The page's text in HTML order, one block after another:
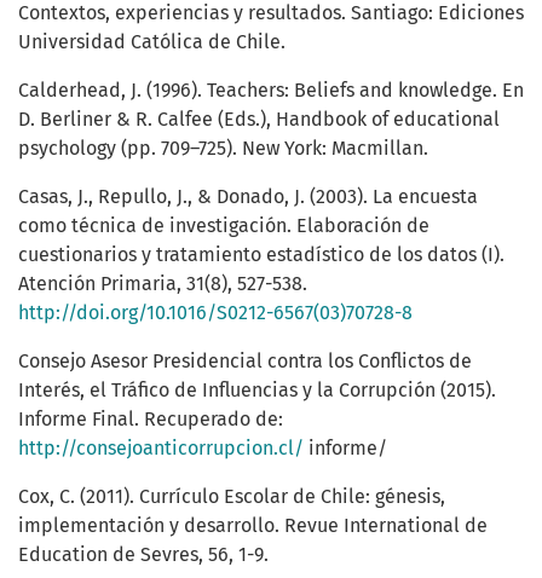
Contextos, experiencias y resultados. Santiago: Ediciones
Universidad Católica de Chile.
Calderhead, J. (1996). Teachers: Beliefs and knowledge. En
D. Berliner & R. Calfee (Eds.), Handbook of educational
psychology (pp. 709–725). New York: Macmillan.
Casas, J., Repullo, J., & Donado, J. (2003). La encuesta
como técnica de investigación. Elaboración de
cuestionarios y tratamiento estadístico de los datos (I).
Atención Primaria, 31(8), 527-538.
http://doi.org/10.1016/S0212-6567(03)70728-8
Consejo Asesor Presidencial contra los Conflictos de
Interés, el Tráfico de Influencias y la Corrupción (2015).
Informe Final. Recuperado de:
http://consejoanticorrupcion.cl/ informe/
Cox, C. (2011). Currículo Escolar de Chile: génesis,
implementación y desarrollo. Revue International de
Education de Sevres, 56, 1-9.